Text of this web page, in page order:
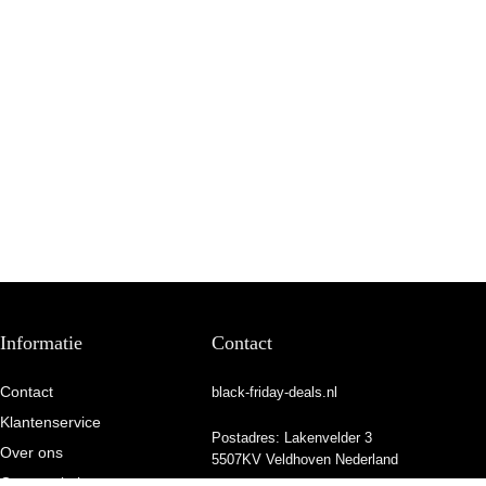
Informatie
Contact
Klantenservice
Over ons
Contact
black-friday-deals.nl
Postadres: Lakenvelder 3
5507KV Veldhoven Nederland